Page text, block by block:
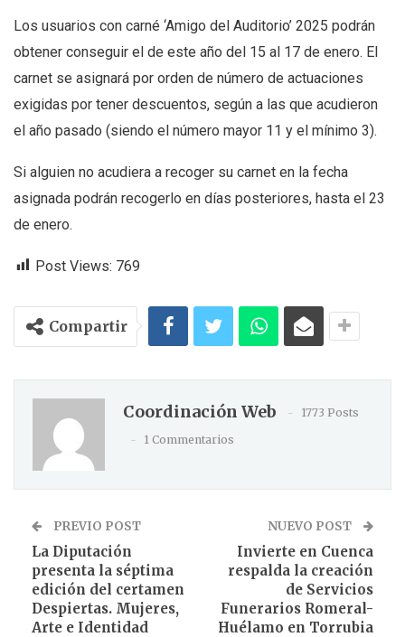
Los usuarios con carné ‘Amigo del Auditorio’ 2025 podrán
obtener conseguir el de este año del 15 al 17 de enero. El
carnet se asignará por orden de número de actuaciones
exigidas por tener descuentos, según a las que acudieron
el año pasado (siendo el número mayor 11 y el mínimo 3).
Si alguien no acudiera a recoger su carnet en la fecha
asignada podrán recogerlo en días posteriores, hasta el 23
de enero.
Post Views: 769
Compartir
Coordinación Web
1773 Posts
1 Commentarios
PREVIO POST
La Diputación
presenta la séptima
edición del certamen
Despiertas. Mujeres,
Arte e Identidad
NUEVO POST
Invierte en Cuenca
respalda la creación
de Servicios
Funerarios Romeral-
Huélamo en Torrubia